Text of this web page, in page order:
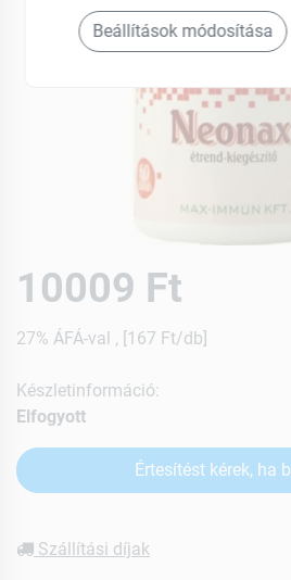
10009 Ft
27% ÁFÁ-val , [167 Ft/db]
Készletinformáció:
Elfogyott
Értesítést kérek, ha
Szállítási díjak
Beállítások módosítása